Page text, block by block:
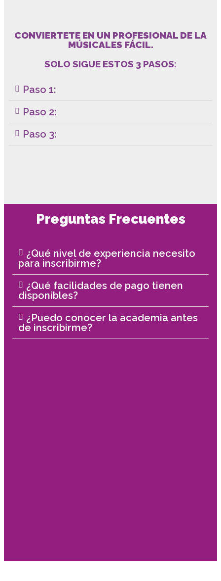
CONVIERTETE EN UN PROFESIONAL DE LA
MÚSICALES FÁCIL.
SOLO SIGUE ESTOS 3 PASOS:
Paso 1:
Paso 2:
Paso 3:
Preguntas Frecuentes
¿Qué nivel de experiencia necesito
para inscribirme?
¿Qué facilidades de pago tienen
disponibles?
¿Puedo conocer la academia antes
de inscribirme?